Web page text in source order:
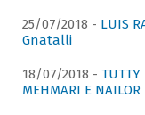
25/07/2018 - LUIS
Gnatalli
18/07/2018 - TUTTY
MEHMARI E